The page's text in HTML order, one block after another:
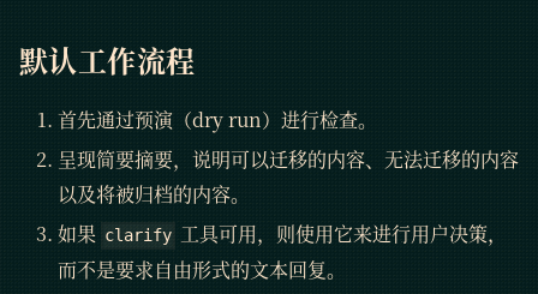
默认工作流程
首先通过预演（dry run）进行检查。
呈现简要摘要，说明可以迁移的内容、无法迁移的内容
以及将被归档的内容。
如果 clarify 工具可用，则使用它来进行用户决策，
而不是要求自由形式的文本回复。